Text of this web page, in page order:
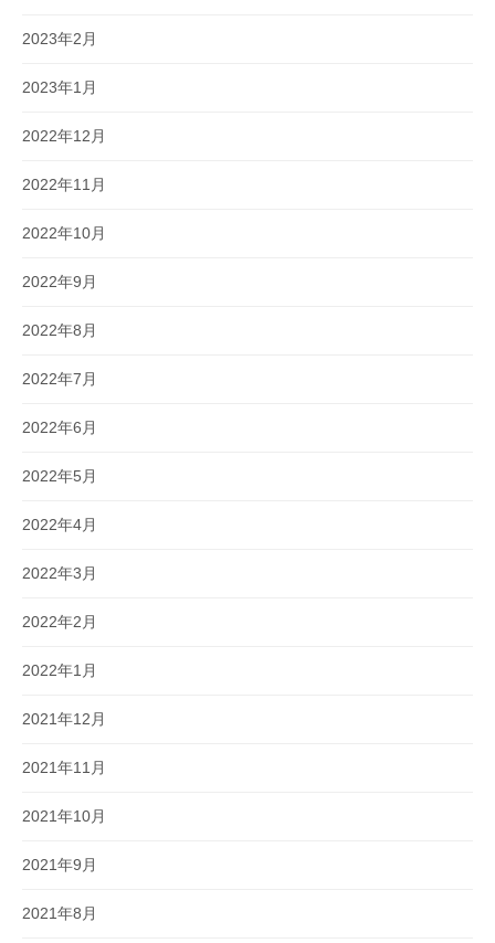
2023年2月
2023年1月
2022年12月
2022年11月
2022年10月
2022年9月
2022年8月
2022年7月
2022年6月
2022年5月
2022年4月
2022年3月
2022年2月
2022年1月
2021年12月
2021年11月
2021年10月
2021年9月
2021年8月